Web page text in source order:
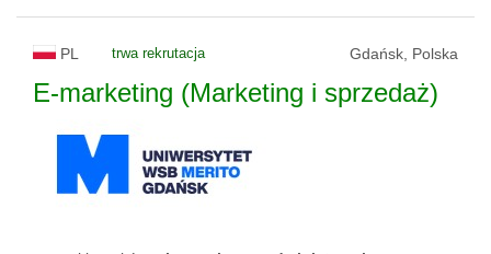
PL trwa rekrutacja Gdańsk, Polska
E-marketing (Marketing i sprzedaż)